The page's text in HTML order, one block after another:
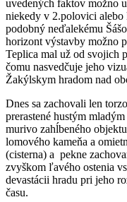
uvedených faktov možno
niekedy v 2.polovici alebo
podobný neďalekému
horizont výstavby možno
Teplica mal už od svojich
čomu nasvedčuje jeho
Žakýlskym hradom nad
Dnes sa zachovali len
prerastené hustým
murivo zahĺbeného
lomového kameňa a
(cisterna) a pekne
zvyškom ľavého ostenia
devastácii hradu pri jeho
času.